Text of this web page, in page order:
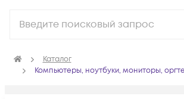
Каталог
Компьютеры, ноутбуки, мониторы,